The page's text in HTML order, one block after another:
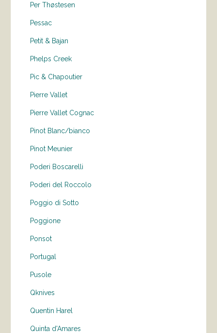
Per Thøstesen
Pessac
Petit & Bajan
Phelps Creek
Pic & Chapoutier
Pierre Vallet
Pierre Vallet Cognac
Pinot Blanc/bianco
Pinot Meunier
Poderi Boscarelli
Poderi del Roccolo
Poggio di Sotto
Poggione
Ponsot
Portugal
Pusole
Qknives
Quentin Harel
Quinta d'Amares